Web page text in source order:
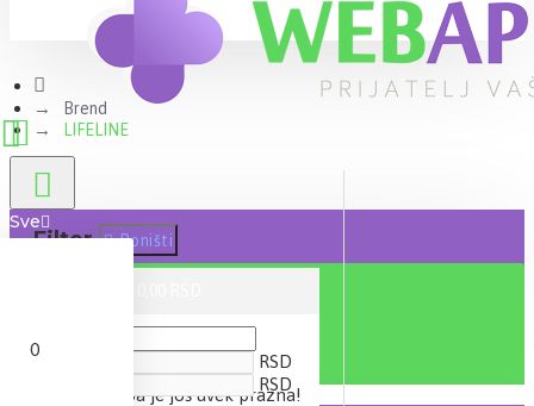
Sve
0
Vaša korpa je još uvek prazna!
Brend
LIFELINE
Filter Poništi
RSD
RSD